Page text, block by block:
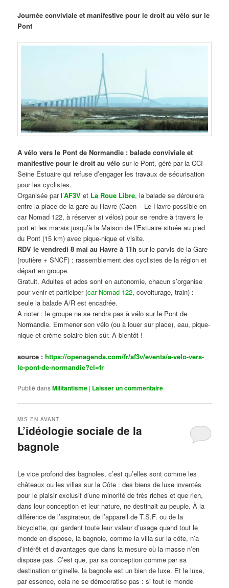
Journée conviviale et manifestive pour le droit au vélo sur le
Pont
A vélo vers le Pont de Normandie : balade conviviale et
manifestive pour le droit au vélo sur le Pont, géré par la CCI
Seine Estuaire qui refuse d’engager les travaux de sécurisation
pour les cyclistes.
Organisée par l’AF3V et La Roue Libre, la balade se déroulera
entre la place de la gare au Havre (Caen – Le Havre possible en
car Nomad 122, à réserver si vélos) pour se rendre à travers le
port et les marais jusqu’à la Maison de l’Estuaire située au pied
du Pont (15 km) avec pique-nique et visite.
RDV le vendredi 8 mai au Havre à 11h sur le parvis de la Gare
(routière + SNCF) : rassemblement des cyclistes de la région et
départ en groupe.
Gratuit. Adultes et ados sont en autonomie, chacun s’organise
pour venir et participer (car Nomad 122, covoiturage, train) :
seule la balade A/R est encadrée.
A noter : le groupe ne se rendra pas à vélo sur le Pont de
Normandie. Emmener son vélo (ou à louer sur place), eau, pique-
nique et crème solaire bien sûr. A bientôt !
source :https://openagenda.com/fr/af3v/events/a-velo-vers-
le-pont-de-normandie?cl=fr
Publié dansMilitantisme | Laisser un commentaire
L’idéologie sociale de la
bagnole
MIS EN AVANT
Le vice profond des bagnoles, c’est qu’elles sont comme les
châteaux ou les villas sur la Côte : des biens de luxe inventés
pour le plaisir exclusif d’une minorité de très riches et que rien,
dans leur conception et leur nature, ne destinait au peuple. À la
différence de l’aspirateur, de l’appareil de T.S.F. ou de la
bicyclette, qui gardent toute leur valeur d’usage quand tout le
monde en dispose, la bagnole, comme la villa sur la côte, n’a
d’intérêt et d’avantages que dans la mesure où la masse n’en
dispose pas. C’est que, par sa conception comme par sa
destination originelle, la bagnole est un bien de luxe. Et le luxe,
par essence, cela ne se démocratise pas : si tout le monde